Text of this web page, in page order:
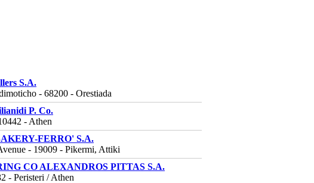
S.A.
- 68200 - Orestiada
P. Co.
- Athen
FERRO' S.A.
- 19009 - Pikermi, Attiki
CO ALEXANDROS PITTAS S.A.
- Peristeri / Athen